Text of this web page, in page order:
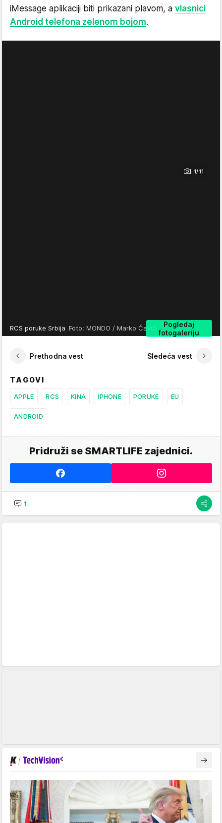
iMessage aplikaciji biti prikazani plavom, a vlasnici
Android telefona zelenom bojom.
1/11
Pogledaj
fotogaleriju
RCS poruke Srbija Foto: MONDO / Marko Čavić
Prethodna vest Sledeća vest
TAGOVI
APPLE RCS KINA IPHONE PORUKE EU
ANDROID
Pridruži se SMARTLIFE zajednici.
1